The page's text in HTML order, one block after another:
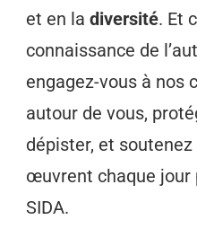
et en la diversité. Et
connaissance de
engagez-vous à nos
autour de vous,
dépister, et
œuvrent chaque jour
SIDA.